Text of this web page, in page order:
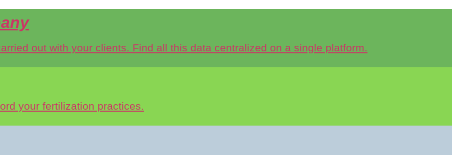
out with your clients. Find all this data centralized on a single platform.
your fertilization practices.